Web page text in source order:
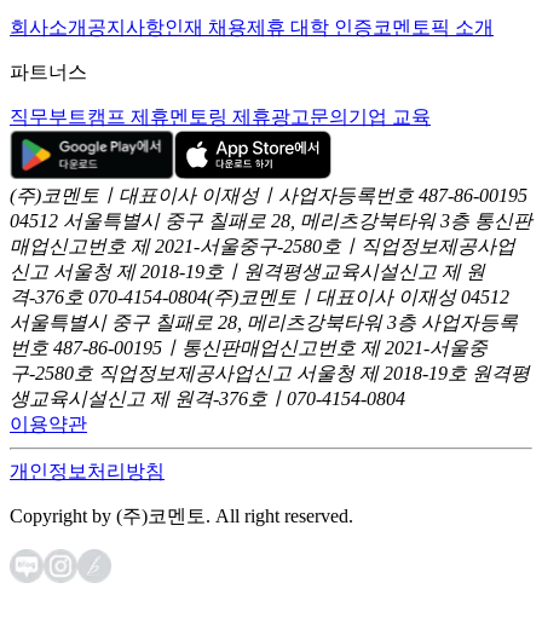
회사소개 공지사항인재 채용제휴 대학 인증코멘토픽 소개
파트너스
직무부트캠프 제휴멘토링 제휴광고문의 기업 교육
(주)코멘토ㅣ대표이사 이재성ㅣ사업자등록번호 487-86-00195
04512 서울특별시 중구 칠패로 28, 메리츠강북타워 3층 통신판
매업신고번호 제 2021-서울중구-2580호ㅣ직업정보제공사업
신고 서울청 제 2018-19호ㅣ원격평생교육시설신고 제 원
격-376호 070-4154-0804(주)코멘토ㅣ대표이사 이재성 04512
서울특별시 중구 칠패로 28, 메리츠강북타워 3층 사업자등록
번호 487-86-00195ㅣ통신판매업신고번호 제 2021-서울중
구-2580호 직업정보제공사업신고 서울청 제 2018-19호 원격평
생교육시설신고 제 원격-376호ㅣ070-4154-0804
이용약관
개인정보처리방침
Copyright by (주)코멘토. All right reserved.